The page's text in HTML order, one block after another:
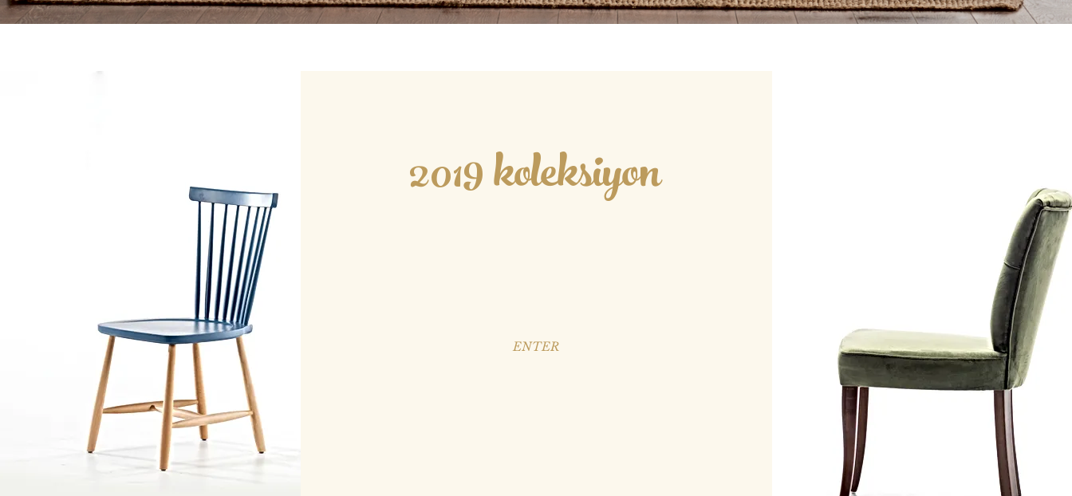
2019 koleksiyon
ENTER